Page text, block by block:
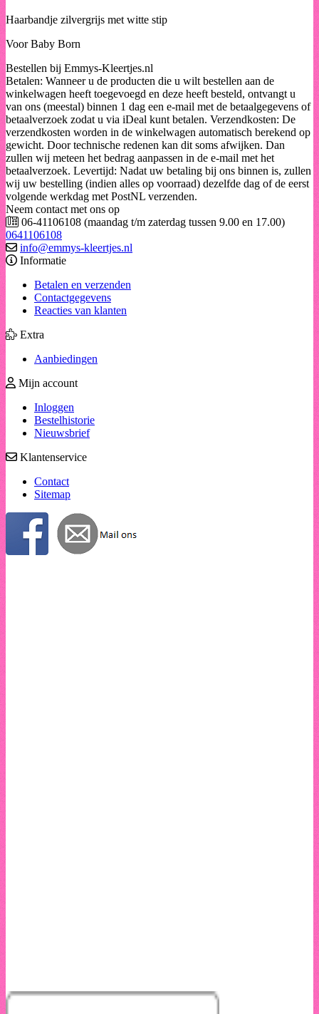
Haarbandje zilvergrijs met witte stip
Voor Baby Born
Bestellen bij Emmys-Kleertjes.nl
Betalen: Wanneer u de producten die u wilt bestellen aan de
winkelwagen heeft toegevoegd en deze heeft besteld, ontvangt u
van ons (meestal) binnen 1 dag een e-mail met de betaalgegevens of
betaalverzoek zodat u via iDeal kunt betalen. Verzendkosten: De
verzendkosten worden in de winkelwagen automatisch berekend op
gewicht. Door technische redenen kan dit soms afwijken. Dan
zullen wij meteen het bedrag aanpassen in de e-mail met het
betaalverzoek. Levertijd: Nadat uw betaling bij ons binnen is, zullen
wij uw bestelling (indien alles op voorraad) dezelfde dag of de eerst
volgende werkdag met PostNL verzenden.
Neem contact met ons op
06-41106108 (maandag t/m zaterdag tussen 9.00 en 17.00)
0641106108
info@emmys-kleertjes.nl
Informatie
Betalen en verzenden
Contactgegevens
Reacties van klanten
Extra
Aanbiedingen
Mijn account
Inloggen
Bestelhistorie
Nieuwsbrief
Klantenservice
Contact
Sitemap